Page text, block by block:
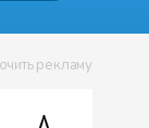
рекламу